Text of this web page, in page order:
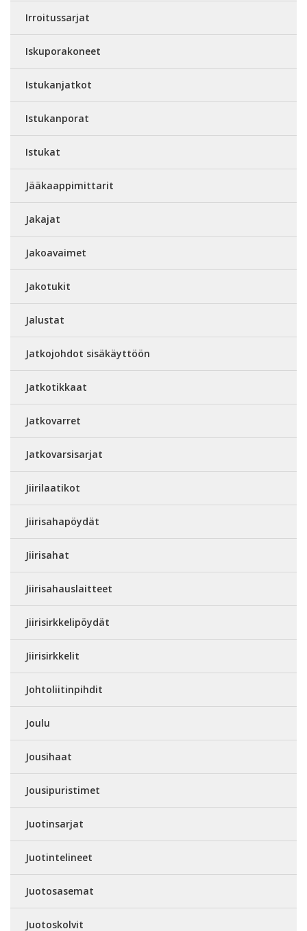
Irroitussarjat
Iskuporakoneet
Istukanjatkot
Istukanporat
Istukat
Jääkaappimittarit
Jakajat
Jakoavaimet
Jakotukit
Jalustat
Jatkojohdot sisäkäyttöön
Jatkotikkaat
Jatkovarret
Jatkovarsisarjat
Jiirilaatikot
Jiirisahapöydät
Jiirisahat
Jiirisahauslaitteet
Jiirisirkkelipöydät
Jiirisirkkelit
Johtoliitinpihdit
Joulu
Jousihaat
Jousipuristimet
Juotinsarjat
Juotintelineet
Juotosasemat
Juotoskolvit